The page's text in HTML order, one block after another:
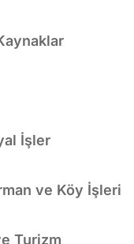
İşler
ve Köy İşleri
Turizm